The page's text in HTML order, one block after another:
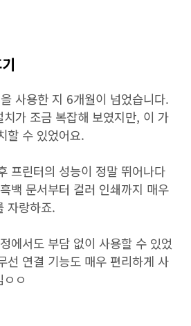
사용한 지 6개월이 넘었습니다.
가 조금 복잡해 보였지만, 이 가
할 수 있었어요.
프린터의 성능이 정말 뛰어나다
백 문서부터 컬러 인쇄까지 매우
자랑하죠.
에서도 부담 없이 사용할 수 있었
선 연결 기능도 매우 편리하게 사
ㅇ